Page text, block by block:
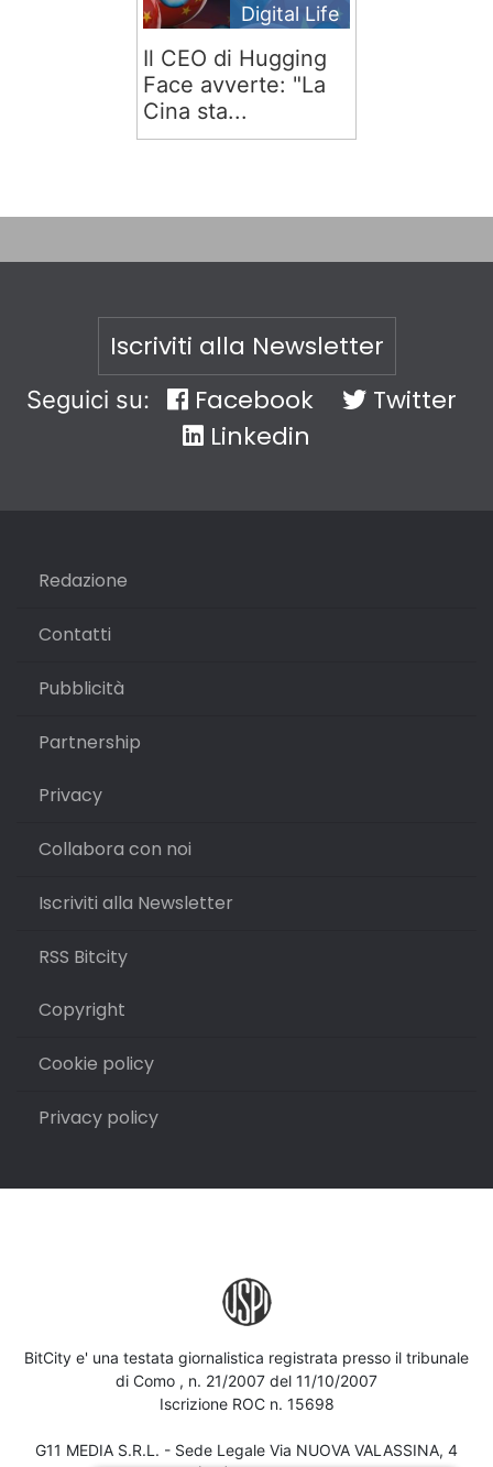
Digital Life
Il CEO di Hugging
Face avverte: "La
Cina sta...
Iscriviti alla Newsletter
Seguici su: Facebook
Twitter
Linkedin
Redazione
Contatti
Pubblicità
Partnership
Privacy
Collabora con noi
Iscriviti alla Newsletter
RSS Bitcity
Copyright
Cookie policy
Privacy policy
BitCity e' una testata giornalistica registrata presso il tribunale
di Como , n. 21/2007 del 11/10/2007
Iscrizione ROC n. 15698
G11 MEDIA S.R.L. - Sede Legale Via NUOVA VALASSINA, 4